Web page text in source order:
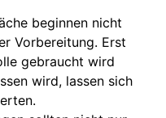
beginnen nicht
Vorbereitung. Erst
gebraucht wird
wird, lassen sich